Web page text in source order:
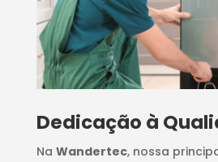
Dedicação à
Na Wandertec, nossa